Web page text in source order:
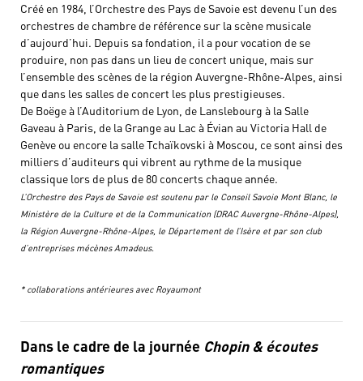
Créé en 1984, l’Orchestre des Pays de Savoie est devenu l’un des
orchestres de chambre de référence sur la scène musicale
d’aujourd’hui. Depuis sa fondation, il a pour vocation de se
produire, non pas dans un lieu de concert unique, mais sur
l’ensemble des scènes de la région Auvergne-Rhône-Alpes, ainsi
que dans les salles de concert les plus prestigieuses.
De Boëge à l’Auditorium de Lyon, de Lanslebourg à la Salle
Gaveau à Paris, de la Grange au Lac à Évian au Victoria Hall de
Genève ou encore la salle Tchaïkovski à Moscou, ce sont ainsi des
milliers d’auditeurs qui vibrent au rythme de la musique
classique lors de plus de 80 concerts chaque année.
L’Orchestre des Pays de Savoie est soutenu par le Conseil Savoie Mont Blanc, le
Ministère de la Culture et de la Communication (DRAC Auvergne-Rhône-Alpes),
la Région Auvergne-Rhône-Alpes, le Département de l’Isère et par son club
d’entreprises mécènes Amadeus.
* collaborations antérieures avec Royaumont
Dans le cadre de la journée Chopin & écoutes
romantiques